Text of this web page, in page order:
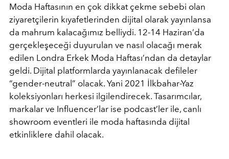
Moda Haftasının en çok dikkat çekme sebebi olan
ziyaretçilerin kıyafetlerinden dijital olarak yayınlansa
da mahrum kalacağımız belliydi. 12-14 Haziran’da
gerçekleşeceği duyurulan ve nasıl olacağı merak
edilen Londra Erkek Moda Haftası’ndan da detaylar
geldi. Dijital platformlarda yayınlanacak defileler
“gender-neutral” olacak. Yani 2021 İlkbahar-Yaz
koleksiyonları herkesi ilgilendirecek. Tasarımcılar,
markalar ve Influencer’lar ise podcast’ler ile, canlı
showroom eventleri ile moda haftasında dijital
etkinliklere dahil olacak.